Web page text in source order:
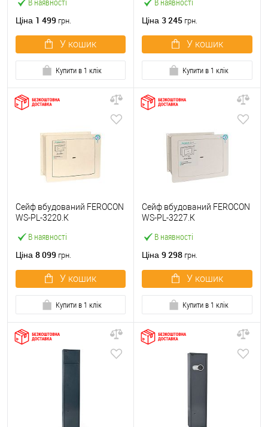
Ціна 1 499 грн.
У кошик
Купити в 1 клік
Ціна 3 245 грн.
У кошик
Купити в 1 клік
В наявності
Сейф вбудований FEROCON
WS-PL-3220.К
Ціна 8 099 грн.
У кошик
Купити в 1 клік
В наявності
Сейф вбудований FEROCON
WS-PL-3227.К
Ціна 9 298 грн.
У кошик
Купити в 1 клік